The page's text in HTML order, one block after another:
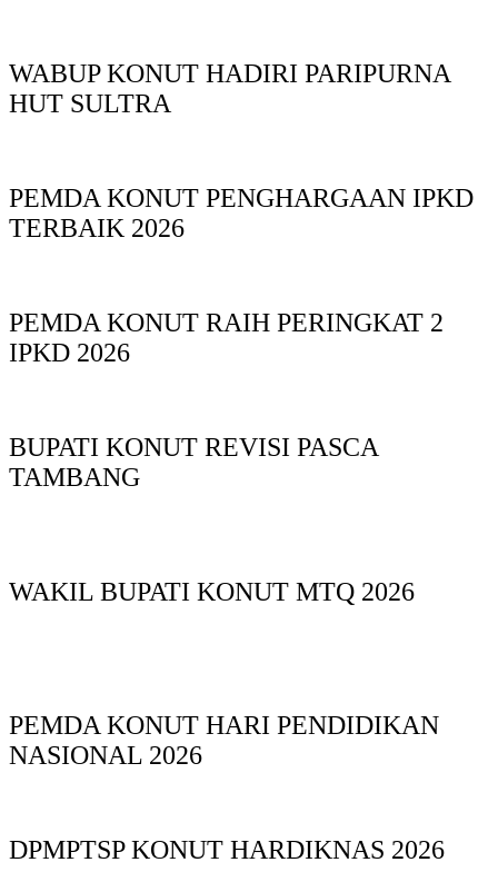
WABUP KONUT HADIRI PARIPURNA
HUT SULTRA
PEMDA KONUT PENGHARGAAN IPKD
TERBAIK 2026
PEMDA KONUT RAIH PERINGKAT 2
IPKD 2026
BUPATI KONUT REVISI PASCA
TAMBANG
WAKIL BUPATI KONUT MTQ 2026
PEMDA KONUT HARI PENDIDIKAN
NASIONAL 2026
DPMPTSP KONUT HARDIKNAS 2026